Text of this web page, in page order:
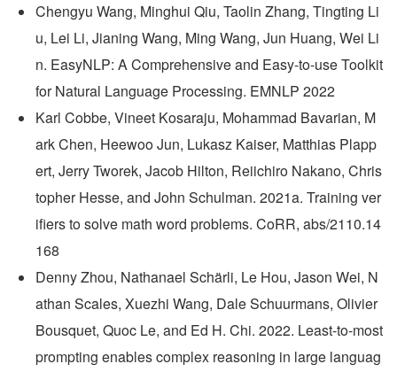
Chengyu Wang, Minghui Qiu, Taolin Zhang, Tingting Li
u, Lei Li, Jianing Wang, Ming Wang, Jun Huang, Wei Li
n. EasyNLP: A Comprehensive and Easy-to-use Toolkit
for Natural Language Processing. EMNLP 2022
Karl Cobbe, Vineet Kosaraju, Mohammad Bavarian, M
ark Chen, Heewoo Jun, Lukasz Kaiser, Matthias Plapp
ert, Jerry Tworek, Jacob Hilton, Reiichiro Nakano, Chris
topher Hesse, and John Schulman. 2021a. Training ver
ifiers to solve math word problems. CoRR, abs/2110.14
168
Denny Zhou, Nathanael Schärli, Le Hou, Jason Wei, N
athan Scales, Xuezhi Wang, Dale Schuurmans, Olivier
Bousquet, Quoc Le, and Ed H. Chi. 2022. Least-to-most
prompting enables complex reasoning in large languag